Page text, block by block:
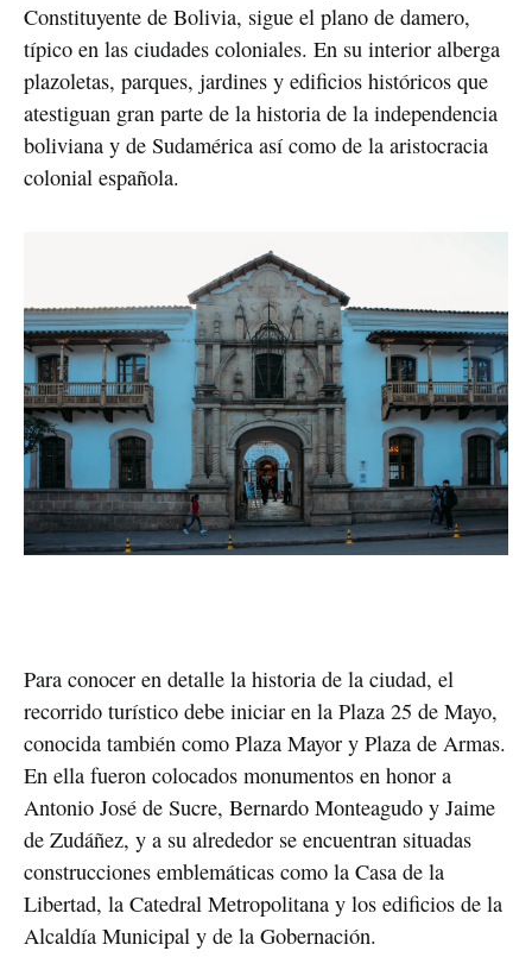
Constituyente de Bolivia, sigue el plano de damero,
típico en las ciudades coloniales. En su interior alberga
plazoletas, parques, jardines y edificios históricos que
atestiguan gran parte de la historia de la independencia
boliviana y de Sudamérica así como de la aristocracia
colonial española.
Para conocer en detalle la historia de la ciudad, el
recorrido turístico debe iniciar en la Plaza 25 de Mayo,
conocida también como Plaza Mayor y Plaza de Armas.
En ella fueron colocados monumentos en honor a
Antonio José de Sucre, Bernardo Monteagudo y Jaime
de Zudáñez, y a su alrededor se encuentran situadas
construcciones emblemáticas como la Casa de la
Libertad, la Catedral Metropolitana y los edificios de la
Alcaldía Municipal y de la Gobernación.